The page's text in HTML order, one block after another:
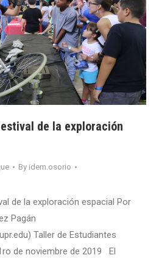
de la exploración
By idem.osorio
de la exploración espacial Por
Pagán
Taller de Estudiantes
de noviembre de 2019 El